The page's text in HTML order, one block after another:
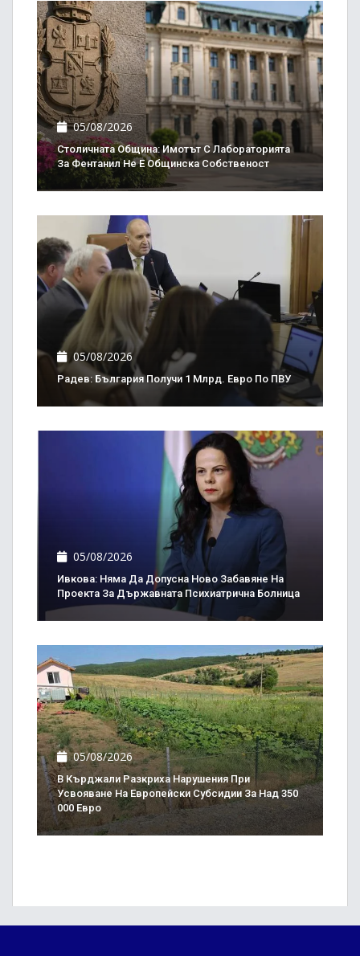
05/08/2026
Столичната Община: Имотът С Лабораторията
За Фентанил Не Е Общинска Собственост
05/08/2026
Радев: България Получи 1 Млрд. Евро По ПВУ
05/08/2026
Ивкова: Няма Да Допусна Ново Забавяне На
Проекта За Държавната Психиатрична Болница
05/08/2026
В Кърджали Разкриха Нарушения При
Усвояване На Европейски Субсидии За Над 350
000 Евро